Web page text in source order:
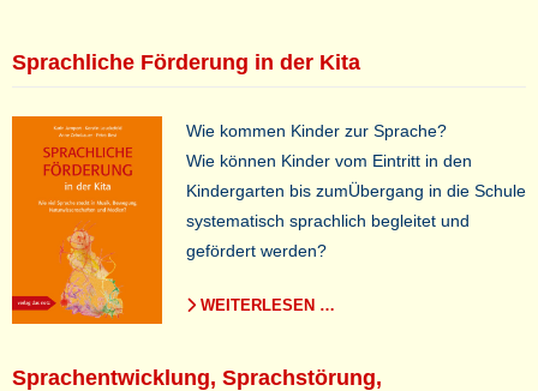
Sprachliche Förderung in der Kita
Wie kommen Kinder zur Sprache?
Wie können Kinder vom Eintritt in den
Kindergarten bis zumÜbergang in die Schule
systematisch sprachlich begleitet und
gefördert werden?
WEITERLESEN …
Sprachentwicklung, Sprachstörung,